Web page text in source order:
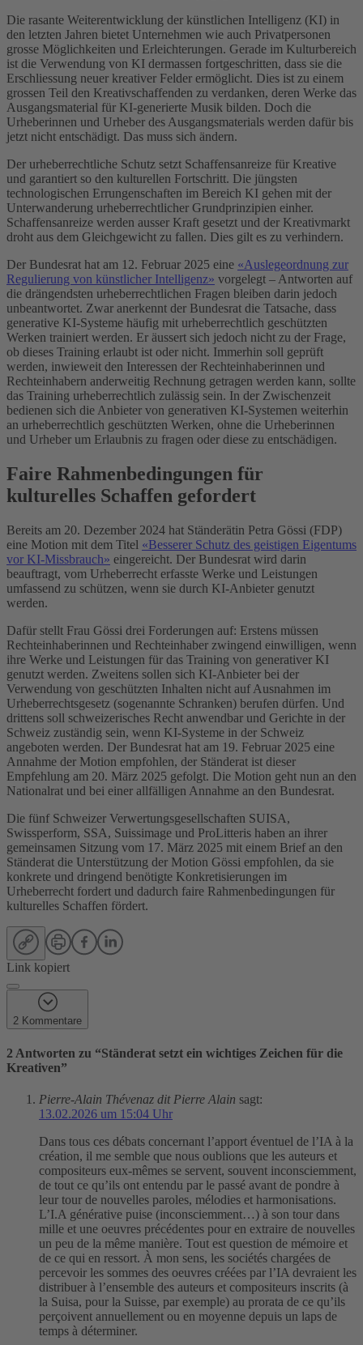
Die rasante Weiterentwicklung der künstlichen Intelligenz (KI) in
den letzten Jahren bietet Unternehmen wie auch Privatpersonen
grosse Möglichkeiten und Erleichterungen. Gerade im Kulturbereich
ist die Verwendung von KI dermassen fortgeschritten, dass sie die
Erschliessung neuer kreativer Felder ermöglicht. Dies ist zu einem
grossen Teil den Kreativschaffenden zu verdanken, deren Werke das
Ausgangsmaterial für KI-generierte Musik bilden. Doch die
Urheberinnen und Urheber des Ausgangsmaterials werden dafür bis
jetzt nicht entschädigt. Das muss sich ändern.
Der urheberrechtliche Schutz setzt Schaffensanreize für Kreative
und garantiert so den kulturellen Fortschritt. Die jüngsten
technologischen Errungenschaften im Bereich KI gehen mit der
Unterwanderung urheberrechtlicher Grundprinzipien einher.
Schaffensanreize werden ausser Kraft gesetzt und der Kreativmarkt
droht aus dem Gleichgewicht zu fallen. Dies gilt es zu verhindern.
Der Bundesrat hat am 12. Februar 2025 eine «Auslegeordnung zur
Regulierung von künstlicher Intelligenz» vorgelegt – Antworten auf
die drängendsten urheberrechtlichen Fragen bleiben darin jedoch
unbeantwortet. Zwar anerkennt der Bundesrat die Tatsache, dass
generative KI-Systeme häufig mit urheberrechtlich geschützten
Werken trainiert werden. Er äussert sich jedoch nicht zu der Frage,
ob dieses Training erlaubt ist oder nicht. Immerhin soll geprüft
werden, inwieweit den Interessen der Rechteinhaberinnen und
Rechteinhabern anderweitig Rechnung getragen werden kann, sollte
das Training urheberrechtlich zulässig sein. In der Zwischenzeit
bedienen sich die Anbieter von generativen KI-Systemen weiterhin
an urheberrechtlich geschützten Werken, ohne die Urheberinnen
und Urheber um Erlaubnis zu fragen oder diese zu entschädigen.
Faire Rahmenbedingungen für
kulturelles Schaffen gefordert
Bereits am 20. Dezember 2024 hat Ständerätin Petra Gössi (FDP)
eine Motion mit dem Titel «Besserer Schutz des geistigen Eigentums
vor KI-Missbrauch» eingereicht. Der Bundesrat wird darin
beauftragt, vom Urheberrecht erfasste Werke und Leistungen
umfassend zu schützen, wenn sie durch KI-Anbieter genutzt
werden.
Dafür stellt Frau Gössi drei Forderungen auf: Erstens müssen
Rechteinhaberinnen und Rechteinhaber zwingend einwilligen, wenn
ihre Werke und Leistungen für das Training von generativer KI
genutzt werden. Zweitens sollen sich KI-Anbieter bei der
Verwendung von geschützten Inhalten nicht auf Ausnahmen im
Urheberrechtsgesetz (sogenannte Schranken) berufen dürfen. Und
drittens soll schweizerisches Recht anwendbar und Gerichte in der
Schweiz zuständig sein, wenn KI-Systeme in der Schweiz
angeboten werden. Der Bundesrat hat am 19. Februar 2025 eine
Annahme der Motion empfohlen, der Ständerat ist dieser
Empfehlung am 20. März 2025 gefolgt. Die Motion geht nun an den
Nationalrat und bei einer allfälligen Annahme an den Bundesrat.
Die fünf Schweizer Verwertungsgesellschaften SUISA,
Swissperform, SSA, Suissimage und ProLitteris haben an ihrer
gemeinsamen Sitzung vom 17. März 2025 mit einem Brief an den
Ständerat die Unterstützung der Motion Gössi empfohlen, da sie
konkrete und dringend benötigte Konkretisierungen im
Urheberrecht fordert und dadurch faire Rahmenbedingungen für
kulturelles Schaffen fördert.
Link kopiert
2 Kommentare
2 Antworten zu “Ständerat setzt ein wichtiges Zeichen für die
Kreativen”
Pierre-Alain Thévenaz dit Pierre Alain sagt:
13.02.2026 um 15:04 Uhr
Dans tous ces débats concernant l’apport éventuel de l’IA à la
création, il me semble que nous oublions que les auteurs et
compositeurs eux-mêmes se servent, souvent inconsciemment,
de tout ce qu’ils ont entendu par le passé avant de pondre à
leur tour de nouvelles paroles, mélodies et harmonisations.
L’I.A générative puise (inconsciemment…) à son tour dans
mille et une oeuvres précédentes pour en extraire de nouvelles
un peu de la même manière. Tout est question de mémoire et
de ce qui en ressort. À mon sens, les sociétés chargées de
percevoir les sommes des oeuvres créées par l’IA devraient les
distribuer à l’ensemble des auteurs et compositeurs inscrits (à
la Suisa, pour la Suisse, par exemple) au prorata de ce qu’ils
perçoivent annuellement ou en moyenne depuis un laps de
temps à déterminer.